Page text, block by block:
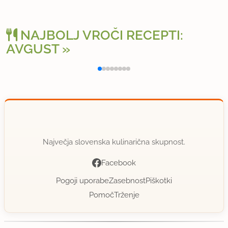
NAJBOLJ VROČI RECEPTI:
AVGUST
Polnjena paprika na klasičen način
Največja slovenska kulinarična skupnost.
Facebook
Pogoji uporabeZasebnostPiškotki
PomočTrženje